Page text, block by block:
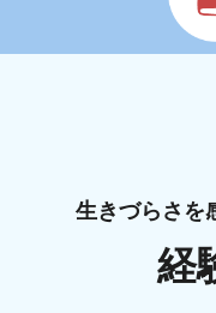
生きづらさを
経